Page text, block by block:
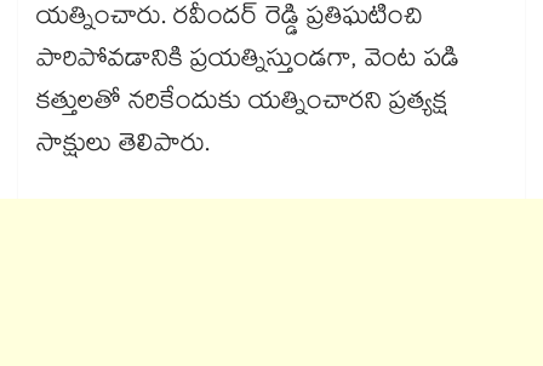
యత్నించారు. రవీందర్ రెడ్డి ప్రతిఘటించి
పారిపోవడానికి ప్రయత్నిస్తుండగా, వెంట పడి
కత్తులతో నరికేందుకు యత్నించారని ప్రత్యక్ష
సాక్షులు తెలిపారు.